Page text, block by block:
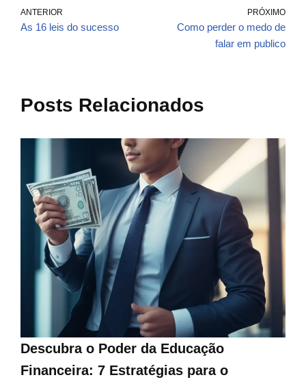
ANTERIOR
As 16 leis do sucesso
PRÓXIMO
Como perder o medo de
falar em publico
Posts Relacionados
Descubra o Poder da Educação
Financeira: 7 Estratégias para o